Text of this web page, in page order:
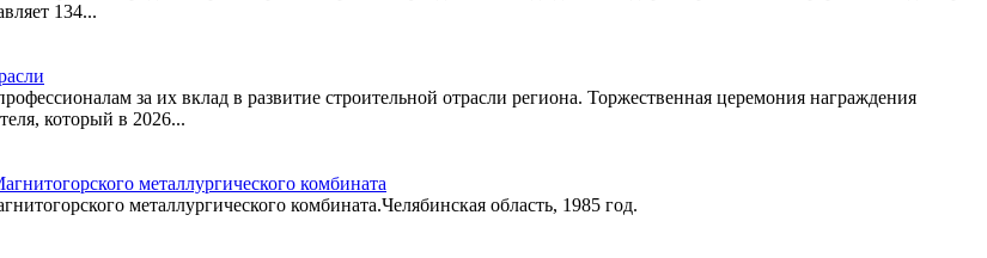
134...
за их вклад в развитие строительной отрасли региона. Торжественная церемония награждения
который в 2026...
металлургического комбината
металлургического комбината.Челябинская область, 1985 год.